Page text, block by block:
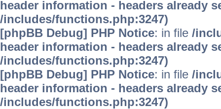
header information - headers already
/includes/functions.php:3247)
[phpBB Debug] PHP Notice: in file /
header information - headers already
/includes/functions.php:3247)
[phpBB Debug] PHP Notice: in file /
header information - headers already
/includes/functions.php:3247)